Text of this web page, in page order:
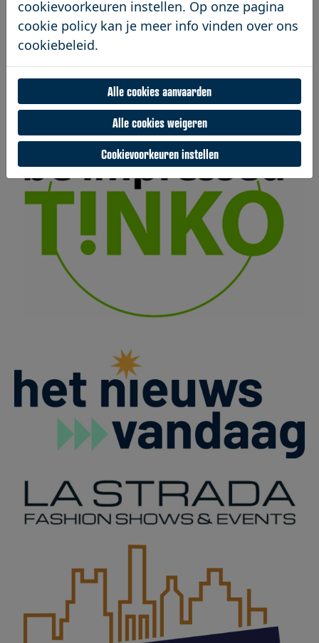
cookievoorkeuren instellen. Op onze pagina
cookie policy kan je meer info vinden over ons
cookiebeleid.
Alle cookies aanvaarden
Alle cookies weigeren
Cookievoorkeuren instellen